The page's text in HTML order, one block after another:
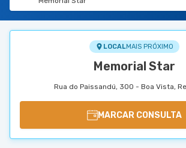
TUASAUDE.COM
LOCALMAIS PRÓXIMO
Memorial Star
Rua do Paissandú, 300 - Boa Vista,
MARCAR CONSULTA